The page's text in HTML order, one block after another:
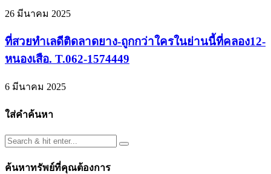
26 มีนาคม 2025
ที่สวยทำเลดีติดลาดยาง-ถูกกว่าใครในย่านนี้ที่คลอง12-
หนองเสือ. T.062-1574449
6 มีนาคม 2025
ใส่คำค้นหา
ค้นหาทรัพย์ที่คุณต้องการ